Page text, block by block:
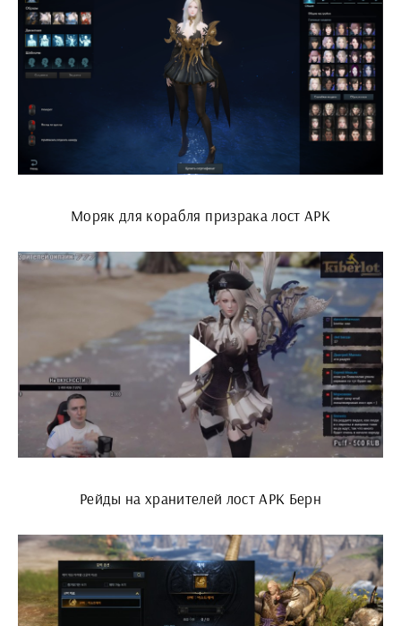
Моряк для корабля призрака лост АРК
Рейды на хранителей лост АРК Берн